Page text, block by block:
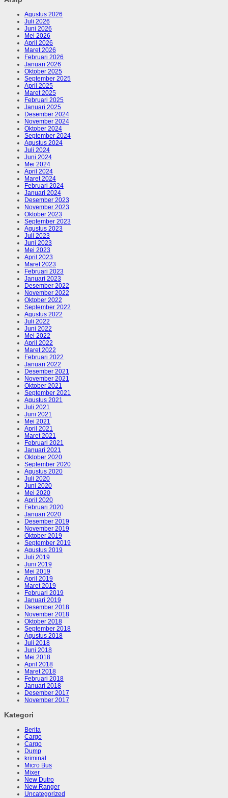
Agustus 2026
Juli 2026
Juni 2026
Mei 2026
April 2026
Maret 2026
Februari 2026
Januari 2026
Oktober 2025
September 2025
April 2025
Maret 2025
Februari 2025
Januari 2025
Desember 2024
November 2024
Oktober 2024
September 2024
Agustus 2024
Juli 2024
Juni 2024
Mei 2024
April 2024
Maret 2024
Februari 2024
Januari 2024
Desember 2023
November 2023
Oktober 2023
September 2023
Agustus 2023
Juli 2023
Juni 2023
Mei 2023
April 2023
Maret 2023
Februari 2023
Januari 2023
Desember 2022
November 2022
Oktober 2022
September 2022
Agustus 2022
Juli 2022
Juni 2022
Mei 2022
April 2022
Maret 2022
Februari 2022
Januari 2022
Desember 2021
November 2021
Oktober 2021
September 2021
Agustus 2021
Juli 2021
Juni 2021
Mei 2021
April 2021
Maret 2021
Februari 2021
Januari 2021
Oktober 2020
September 2020
Agustus 2020
Juli 2020
Juni 2020
Mei 2020
April 2020
Februari 2020
Januari 2020
Desember 2019
November 2019
Oktober 2019
September 2019
Agustus 2019
Juli 2019
Juni 2019
Mei 2019
April 2019
Maret 2019
Februari 2019
Januari 2019
Desember 2018
November 2018
Oktober 2018
September 2018
Agustus 2018
Juli 2018
Juni 2018
Mei 2018
April 2018
Maret 2018
Februari 2018
Januari 2018
Desember 2017
November 2017
Kategori
Berita
Cargo
Cargo
Dump
kriminal
Micro Bus
Mixer
New Dutro
New Ranger
Uncategorized